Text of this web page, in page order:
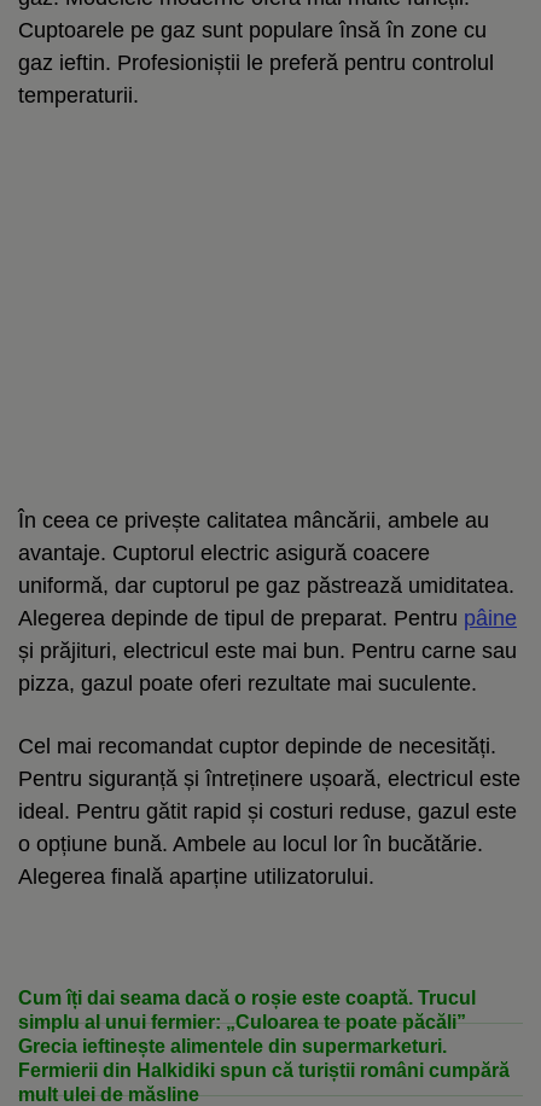
Cuptoarele pe gaz sunt populare însă în zone cu
gaz ieftin. Profesioniștii le preferă pentru controlul
temperaturii.
În ceea ce privește calitatea mâncării, ambele au
avantaje. Cuptorul electric asigură coacere
uniformă, dar cuptorul pe gaz păstrează umiditatea.
Alegerea depinde de tipul de preparat. Pentru pâine
și prăjituri, electricul este mai bun. Pentru carne sau
pizza, gazul poate oferi rezultate mai suculente.
Cel mai recomandat cuptor depinde de necesități.
Pentru siguranță și întreținere ușoară, electricul este
ideal. Pentru gătit rapid și costuri reduse, gazul este
o opțiune bună. Ambele au locul lor în bucătărie.
Alegerea finală aparține utilizatorului.
Cum îți dai seama dacă o roșie este coaptă. Trucul
simplu al unui fermier: „Culoarea te poate păcăli”
Grecia ieftinește alimentele din supermarketuri.
Fermierii din Halkidiki spun că turiștii români cumpără
mult ulei de măsline